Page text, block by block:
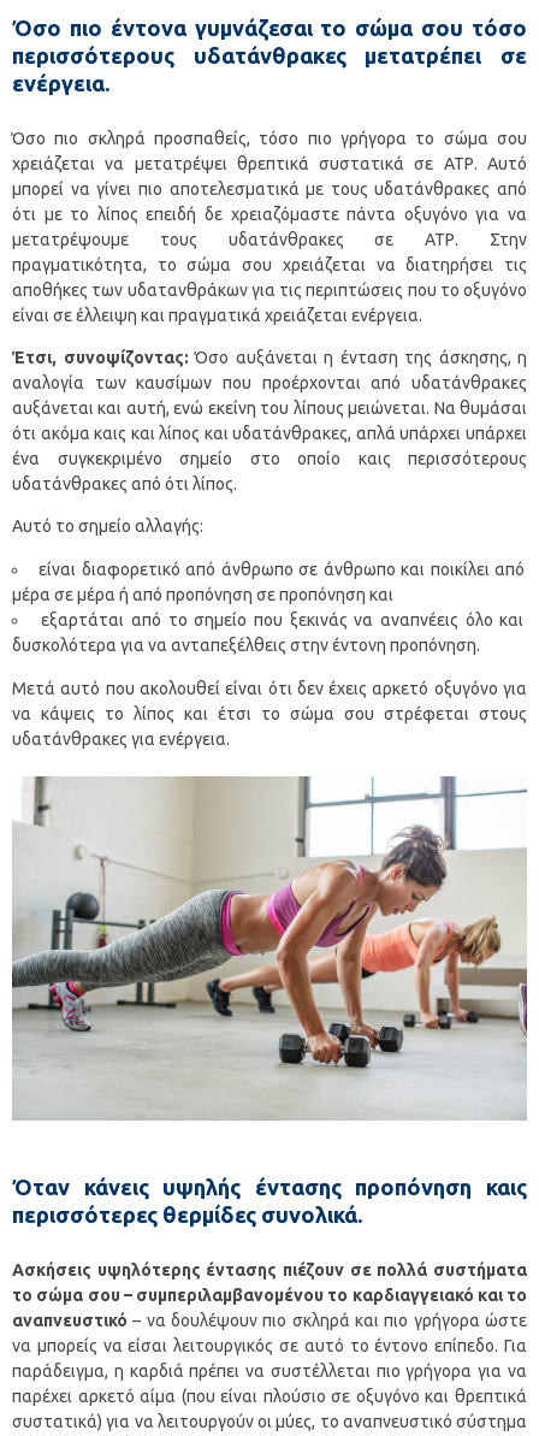
Όσο πιο έντονα γυμνάζεσαι το σώμα σου τόσο
περισσότερους υδατάνθρακες μετατρέπει σε
ενέργεια.
Όσο πιο σκληρά προσπαθείς, τόσο πιο γρήγορα το σώμα σου
χρειάζεται να μετατρέψει θρεπτικά συστατικά σε ΑΤΡ. Αυτό
μπορεί να γίνει πιο αποτελεσματικά με τους υδατάνθρακες από
ότι με το λίπος επειδή δε χρειαζόμαστε πάντα οξυγόνο για να
μετατρέψουμε τους υδατάνθρακες σε ΑΤΡ. Στην
πραγματικότητα, το σώμα σου χρειάζεται να διατηρήσει τις
αποθήκες των υδατανθράκων για τις περιπτώσεις που το οξυγόνο
είναι σε έλλειψη και πραγματικά χρειάζεται ενέργεια.
Έτσι, συνοψίζοντας: Όσο αυξάνεται η ένταση της άσκησης, η
αναλογία των καυσίμων που προέρχονται από υδατάνθρακες
αυξάνεται και αυτή, ενώ εκείνη του λίπους μειώνεται. Να θυμάσαι
ότι ακόμα καις και λίπος και υδατάνθρακες, απλά υπάρχει υπάρχει
ένα συγκεκριμένο σημείο στο οποίο καις περισσότερους
υδατάνθρακες από ότι λίπος.
Αυτό το σημείο αλλαγής:
είναι διαφορετικό από άνθρωπο σε άνθρωπο και ποικίλει από
μέρα σε μέρα ή από προπόνηση σε προπόνηση και
εξαρτάται από το σημείο που ξεκινάς να αναπνέεις όλο και
δυσκολότερα για να ανταπεξέλθεις στην έντονη προπόνηση.
Μετά αυτό που ακολουθεί είναι ότι δεν έχεις αρκετό οξυγόνο για
να κάψεις το λίπος και έτσι το σώμα σου στρέφεται στους
υδατάνθρακες για ενέργεια.
Όταν κάνεις υψηλής έντασης προπόνηση καις
περισσότερες θερμίδες συνολικά.
Ασκήσεις υψηλότερης έντασης πιέζουν σε πολλά συστήματα
το σώμα σου – συμπεριλαμβανομένου το καρδιαγγειακό και το
αναπνευστικό – να δουλέψουν πιο σκληρά και πιο γρήγορα ώστε
να μπορείς να είσαι λειτουργικός σε αυτό το έντονο επίπεδο. Για
παράδειγμα, η καρδιά πρέπει να συστέλλεται πιο γρήγορα για να
παρέχει αρκετό αίμα (που είναι πλούσιο σε οξυγόνο και θρεπτικά
συστατικά) για να λειτουργούν οι μύες, το αναπνευστικό σύστημα